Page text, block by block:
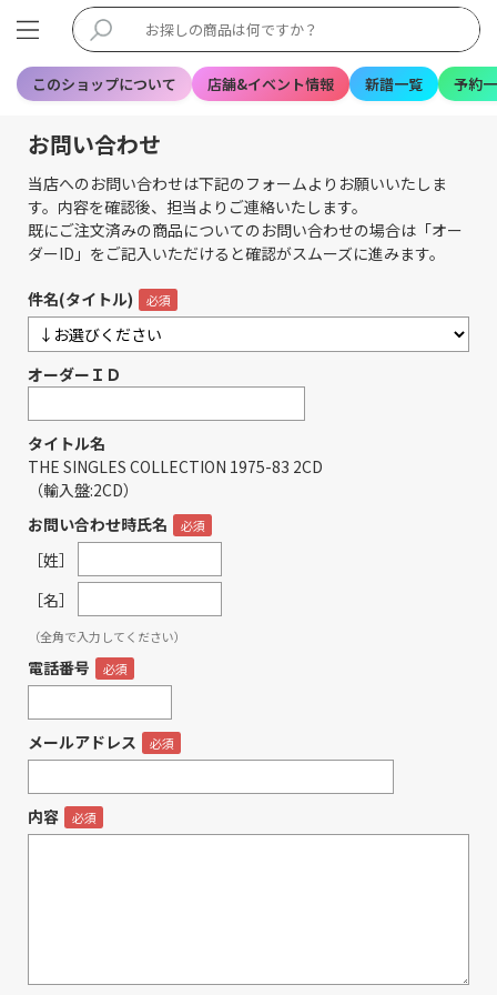
このショップについて 店舗&イベント情報 新譜一覧 予約
お問い合わせ
当店へのお問い合わせは下記のフォームよりお願いいたしま
す。内容を確認後、担当よりご連絡いたします。
既にご注文済みの商品についてのお問い合わせの場合は「オー
ダーID」をご記入いただけると確認がスムーズに進みます。
件名(タイトル)
オーダーＩＤ
タイトル名
THE SINGLES COLLECTION 1975-83 2CD
（輸入盤:2CD）
お問い合わせ時氏名
［姓］
［名］
（全角で入力してください）
電話番号
メールアドレス
内容